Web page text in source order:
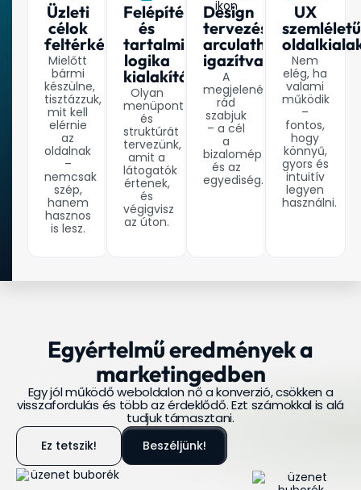
Üzleti
célok
feltérképezése
Mielőtt
bármi
készülne,
tisztázzuk,
mit kell
elérnie
az
oldalnak
–
nemcsak
szép,
hanem
hasznos
is lesz.
Felépítés
és
tartalmi
logika
kialakítása
Olyan
menüpontokat
és
struktúrát
tervezünk,
amit a
látogatók
értenek,
és
végigvisz
az úton.
Design
tervezés
arculathoz
igazítva
A
megjelenést
rád
szabjuk
– a cél
a
bizalomépítés
és az
egyediség.
UX
szemléletű
Nem
elég, ha
valami
működik
–
fontos,
hogy
könnyű,
gyors és
intuitív
legyen
használni.
Egyértelmű eredmények a
marketingedben
Egy jól működő weboldalon nő a konverzió, csökken a
visszafordulás és több az érdeklődő. Ezt számokkal is alá
tudjuk támasztani.
Ez tetszik! Beszéljünk!